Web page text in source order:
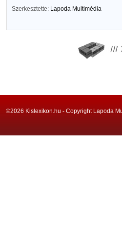
Szerkesztette: Lapoda Multimédia
©2026 Kislexikon.hu - Copyright Lapoda